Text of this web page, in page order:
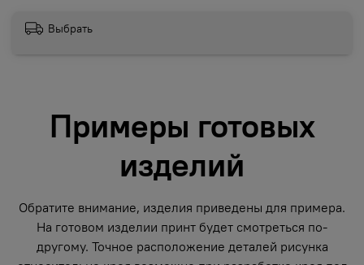
Выбрать
Примеры готовых
изделий
Обратите внимание, изделия приведены для примера.
На готовом изделии принт будет смотреться по-
другому. Точное расположение деталей рисунка